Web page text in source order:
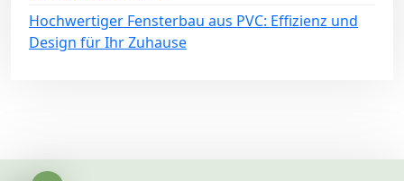
Hochwertiger Fensterbau aus PVC: Effizienz und
Design für Ihr Zuhause